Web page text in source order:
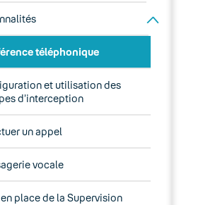
téléphonique
et utilisation des
d’interception
un appel
vocale
place de la Supervision